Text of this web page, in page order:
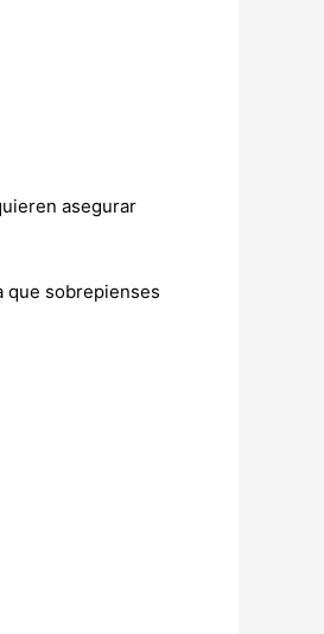
asegurar
que sobrepienses